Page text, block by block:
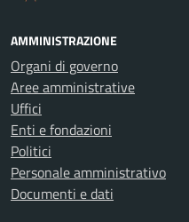
AMMINISTRAZIONE
Organi di governo
Aree amministrative
Uffici
Enti e fondazioni
Politici
Personale amministrativo
Documenti e dati